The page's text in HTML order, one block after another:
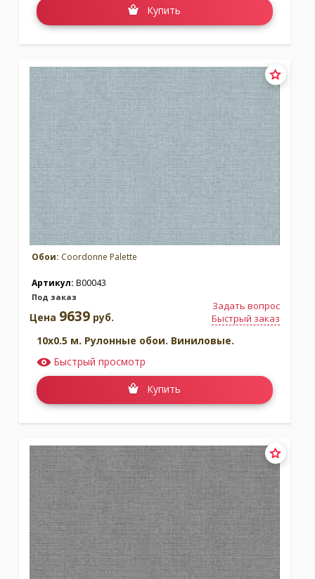
Купить
Обои: Coordonne Palette
Артикул: B00043
Под заказ
Задать вопрос
Быстрый заказ
Цена 9639 руб.
10x0.5 м. Рулонные обои. Виниловые.
Быстрый просмотр
Купить